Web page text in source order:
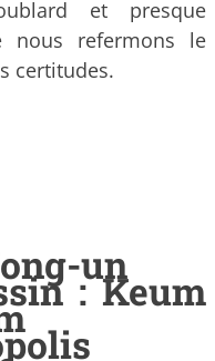
et presque
nous refermons le
certitudes.
un
: Keum